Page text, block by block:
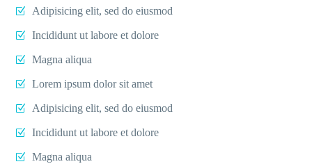
Adipisicing elit, sed do eiusmod
Incididunt ut labore et dolore
Magna aliqua
Lorem ipsum dolor sit amet
Adipisicing elit, sed do eiusmod
Incididunt ut labore et dolore
Magna aliqua